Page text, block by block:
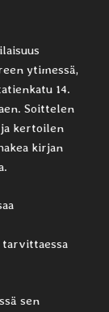
ytimessä,
14.
Soittelen
ja kertoilen
kirjan
tarvittaessa
sen